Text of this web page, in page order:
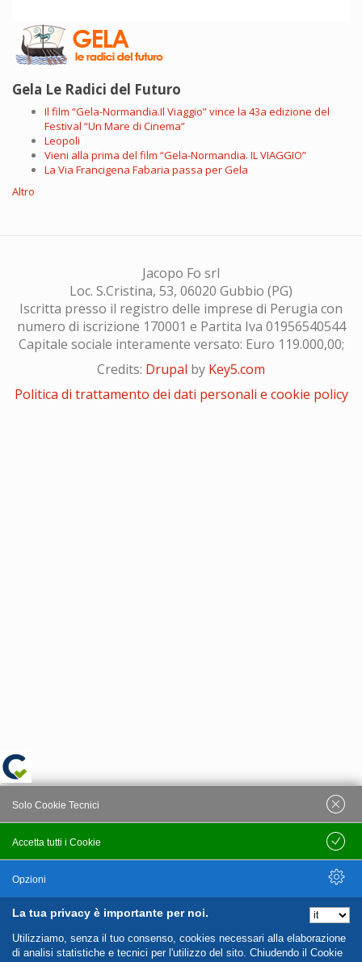
Gela Le Radici del Futuro
Il film “Gela-Normandia.Il Viaggio” vince la 43a edizione del
Festival “Un Mare di Cinema”
Leopoli
Vieni alla prima del film “Gela-Normandia. IL VIAGGIO”
La Via Francigena Fabaria passa per Gela
Altro
Jacopo Fo srl
Loc. S.Cristina, 53, 06020 Gubbio (PG)
Iscritta presso il registro delle imprese di Perugia con
numero di iscrizione 170001 e Partita Iva 01956540544
Capitale sociale interamente versato: Euro 119.000,00;
Credits: Drupal by Key5.com
Politica di trattamento dei dati personali e cookie policy
La tua privacy è importante per noi.
Utilizziamo, senza il tuo consenso, cookies necessari alla elaborazione
di analisi statistiche e tecnici per l'utilizzo del sito. Chiudendo il Cookie
Accetta tutti i Cookie
Solo Cookie Tecnici
Salva
Opzioni
Nascondi Opzioni